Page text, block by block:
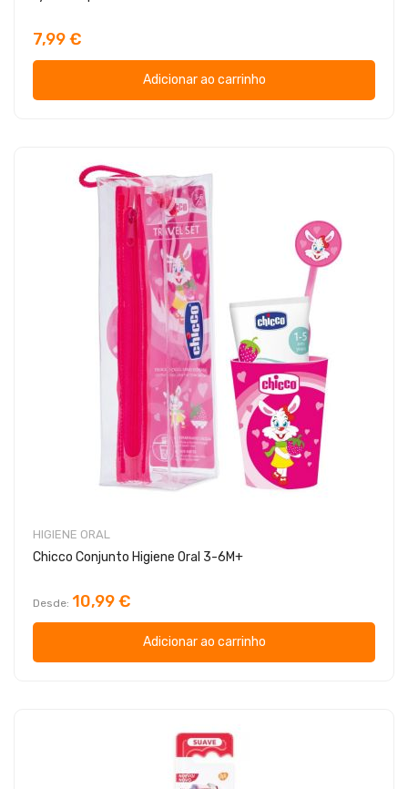
7,99 €
Adicionar ao carrinho
HIGIENE ORAL
Chicco Conjunto Higiene Oral 3-6M+
Desde 10,99 €
Adicionar ao carrinho